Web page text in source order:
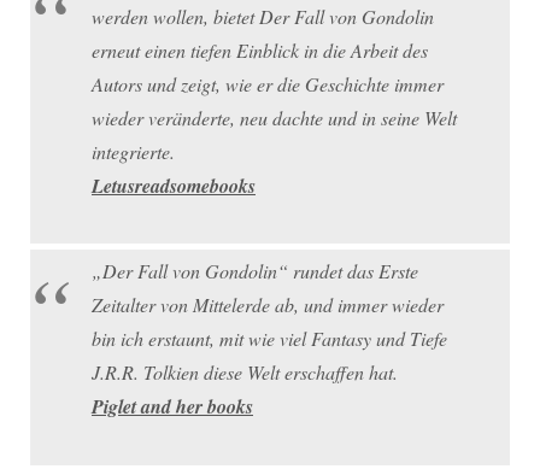
werden wollen, bietet Der Fall von Gondolin
erneut einen tiefen Einblick in die Arbeit des
Autors und zeigt, wie er die Geschichte immer
wieder veränderte, neu dachte und in seine Welt
integrierte.
Letusreadsomebooks
„Der Fall von Gondolin“ rundet das Erste
Zeitalter von Mittelerde ab, und immer wieder
bin ich erstaunt, mit wie viel Fantasy und Tiefe
J.R.R. Tolkien diese Welt erschaffen hat.
Piglet and her books